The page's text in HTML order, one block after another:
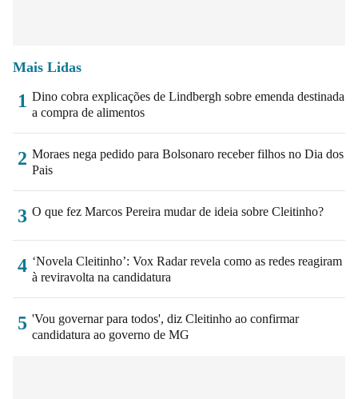
Mais Lidas
1 Dino cobra explicações de Lindbergh sobre emenda destinada
a compra de alimentos
2 Moraes nega pedido para Bolsonaro receber filhos no Dia dos
Pais
3 O que fez Marcos Pereira mudar de ideia sobre Cleitinho?
4 ‘Novela Cleitinho’: Vox Radar revela como as redes reagiram
à reviravolta na candidatura
5 'Vou governar para todos', diz Cleitinho ao confirmar
candidatura ao governo de MG